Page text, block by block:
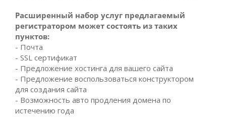
Расширенный набор услуг предлагаемый
регистратором может состоять из таких
пунктов:
- Почта
- SSL сертификат
- Предложение хостинга для вашего сайта
- Предложение воспользоваться конструктором
для создания сайта
- Возможность авто продления домена по
истечению года